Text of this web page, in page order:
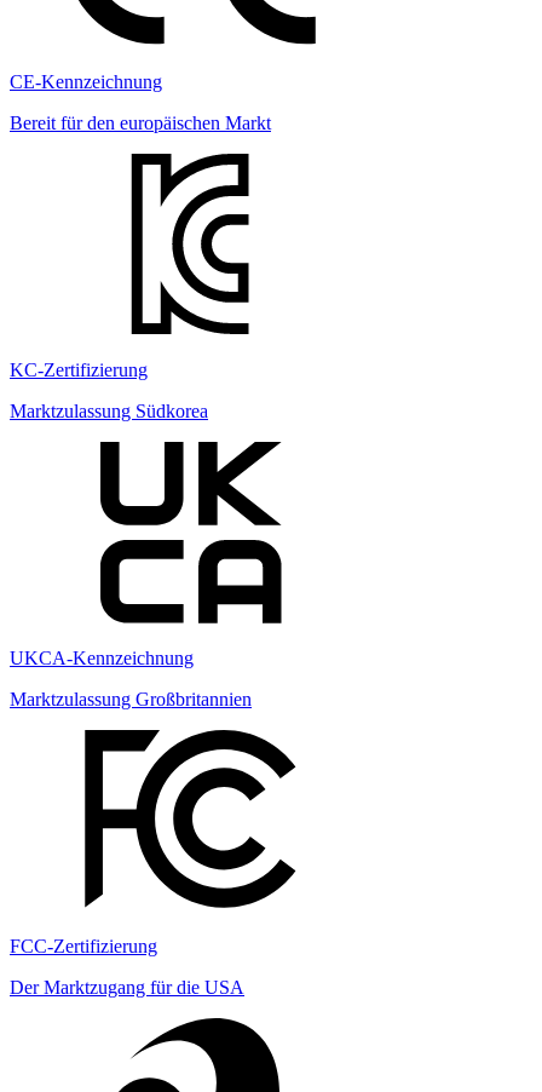
CE-Kennzeichnung
Bereit für den europäischen Markt
KC-Zertifizierung
Marktzulassung Südkorea
UKCA-Kennzeichnung
Marktzulassung Großbritannien
FCC-Zertifizierung
Der Marktzugang für die USA